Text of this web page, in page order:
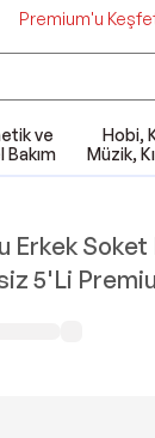
Premium'u
ve
Bakım
Hobi,
Müzik,
Erkek
5'Li